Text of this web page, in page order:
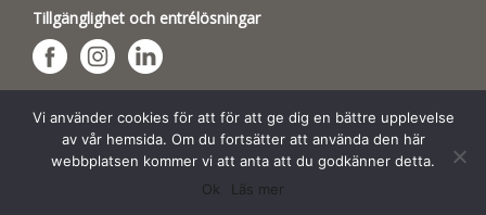
Tillgänglighet och entrélösningar
Hundsporthallar
Vi använder cookies för att för att ge dig en bättre upplevelse
av vår hemsida. Om du fortsätter att använda den här
webbplatsen kommer vi att anta att du godkänner detta.
Ok
Läs mer